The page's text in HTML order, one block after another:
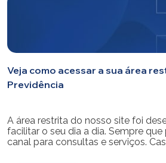
Veja como acessar a sua área
Previdência
A área restrita do nosso site foi
facilitar o seu dia a dia. Sempre que
canal para consultas e serviços.